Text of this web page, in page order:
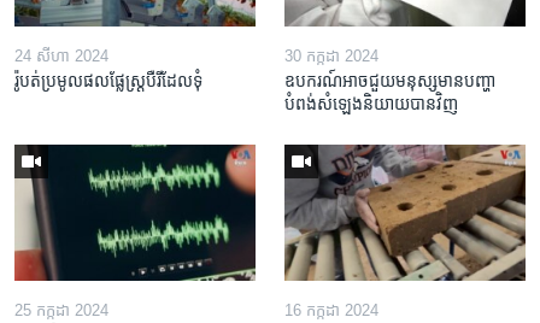
24 សីហា 2024
រ៉ូបត់​ប្រមូល​ផល​​ផ្លែស្ត្របឺរី​ដែល​ទុំ
30 កក្កដា 2024
ឧបករណ៍​អាច​ជួយ​មនុស្ស​មាន​បញ្ហា​
បំពង់​សំឡេង​និយាយ​បាន​វិញ
25 កក្កដា 2024 16 កក្កដា 2024